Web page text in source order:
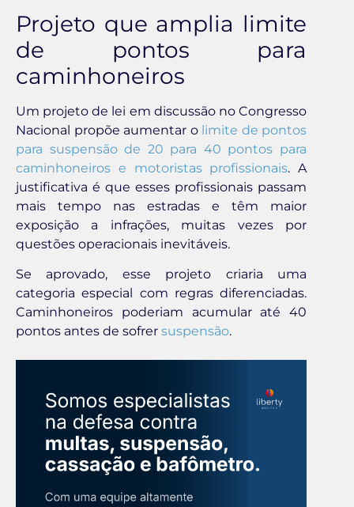
Projeto que amplia limite
de pontos para
caminhoneiros
Um projeto de lei em discussão no Congresso
Nacional propõe aumentar o limite de pontos
para suspensão de 20 para 40 pontos para
caminhoneiros e motoristas profissionais. A
justificativa é que esses profissionais passam
mais tempo nas estradas e têm maior
exposição a infrações, muitas vezes por
questões operacionais inevitáveis.
Se aprovado, esse projeto criaria uma
categoria especial com regras diferenciadas.
Caminhoneiros poderiam acumular até 40
pontos antes de sofrer suspensão.